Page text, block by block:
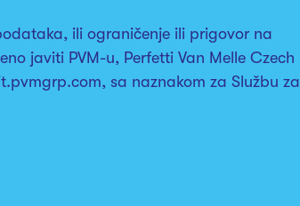
ili ograničenje ili prigovor na
javiti PVM-u, Perfetti Van Melle Czech
sa naznakom za Službu za